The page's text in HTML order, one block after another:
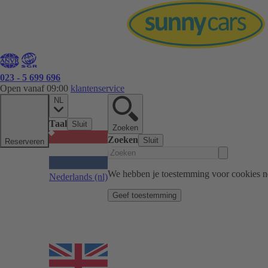
023 - 5 699 696
Open vanaf 09:00 klantenservice
Reserveren
NL
Taal Sluit
Nederlands (nl)
Zoeken
Zoeken Sluit
We hebben je toestemming voor cookies
Geef toestemming